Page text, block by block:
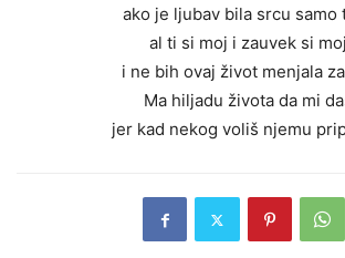
ako je ljubav bila srcu samo
al ti si moj i zauvek si moj
i ne bih ovaj život menjala
Ma hiljadu života da mi
jer kad nekog voliš njemu